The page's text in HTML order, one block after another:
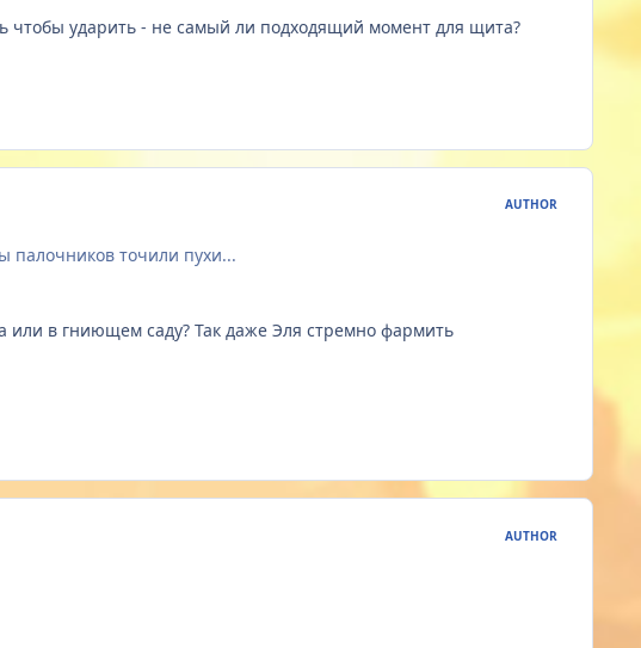
чтобы ударить - не самый ли подходящий момент для щита?
AUTHOR
палочников точили пухи...
или в гниющем саду? Так даже Эля стремно фармить
AUTHOR